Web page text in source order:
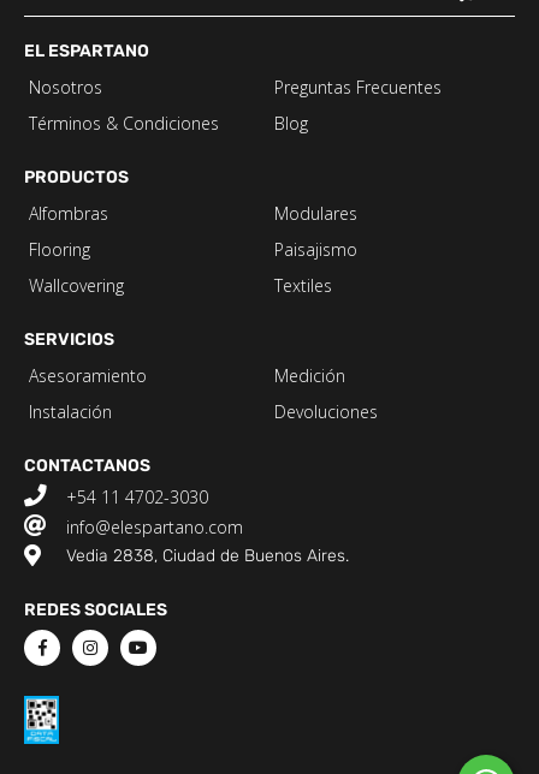
EL ESPARTANO
Nosotros
Preguntas Frecuentes
Términos & Condiciones
Blog
PRODUCTOS
Alfombras
Modulares
Flooring
Paisajismo
Wallcovering
Textiles
SERVICIOS
Asesoramiento
Medición
Instalación
Devoluciones
CONTACTANOS
+54 11 4702-3030
info@elespartano.com
Vedia 2838, Ciudad de Buenos Aires.
REDES SOCIALES